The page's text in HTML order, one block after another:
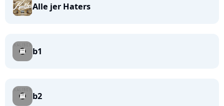
Alle jer Haters
b1
b2